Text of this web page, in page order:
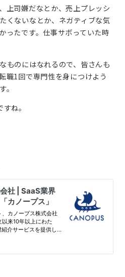
上司嫌だなとか、売上プレッシ
くないなとか、ネガティブな気
ったです。仕事サボっていた時
ものにはなれるので、皆さんも
職1回で専門性を身につけよう
。
ね。